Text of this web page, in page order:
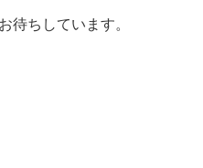
待ちしています。